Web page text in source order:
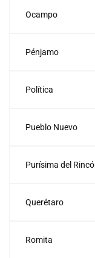
Ocampo
Pénjamo
Política
Pueblo Nuevo
Purísima del
Querétaro
Romita